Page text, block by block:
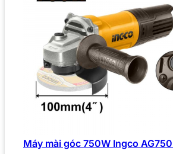
Máy mài góc 750W Ingco